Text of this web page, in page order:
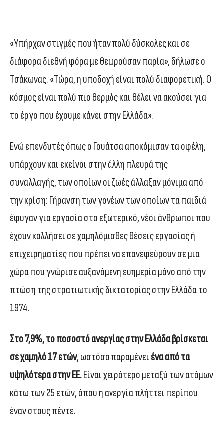
«Υπήρχαν στιγμές που ήταν πολύ δύσκολες και σε
διάφορα διεθνή φόρα με θεωρούσαν παρία», δήλωσε ο
Τσάκωνας. «Τώρα, η υποδοχή είναι πολύ διαφορετική. Ο
κόσμος είναι πολύ πιο θερμός και θέλει να ακούσει για
το έργο που έχουμε κάνει στην Ελλάδα».
Ενώ επενδυτές όπως ο Γουάτσα αποκόμισαν τα οφέλη,
υπάρχουν και εκείνοι στην άλλη πλευρά της
συναλλαγής, των οποίων οι ζωές άλλαξαν μόνιμα από
την κρίση: Γήρανση των γονέων των οποίων τα παιδιά
έφυγαν για εργασία στο εξωτερικό, νέοι άνθρωποι που
έχουν κολλήσει σε χαμηλόμισθες θέσεις εργασίας ή
επιχειρηματίες που πρέπει να επανεφεύρουν σε μια
χώρα που γνώρισε αυξανόμενη ευημερία μόνο από την
πτώση της στρατιωτικής δικτατορίας στην Ελλάδα το
1974.
Στο 7,9%, το ποσοστό ανεργίας στην Ελλάδα βρίσκεται
σε χαμηλό 17 ετών, ωστόσο παραμένει ένα από τα
υψηλότερα στην ΕΕ.Είναι χειρότερο μεταξύ των ατόμων
κάτω των 25 ετών, όπου η ανεργία πλήττει περίπου
έναν στους πέντε.